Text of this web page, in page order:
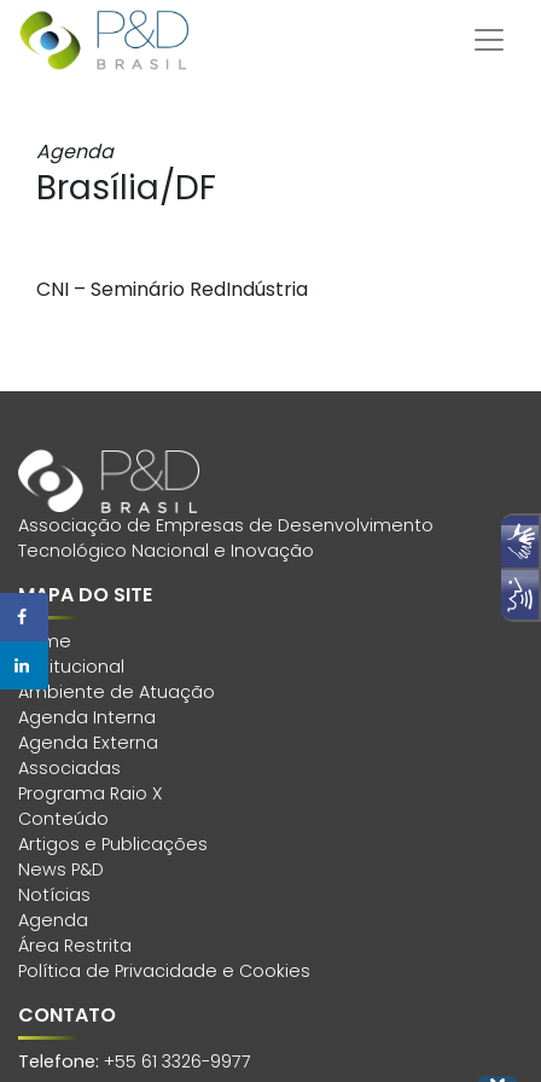
Agenda
Brasília/DF
CNI – Seminário RedIndústria
Associação de Empresas de Desenvolvimento
Tecnológico Nacional e Inovação
MAPA DO SITE
Home
Institucional
Ambiente de Atuação
Agenda Interna
Agenda Externa
Associadas
Programa Raio X
Conteúdo
Artigos e Publicações
News P&D
Notícias
Agenda
Área Restrita
Política de Privacidade e Cookies
CONTATO
Telefone: +55 61 3326-9977